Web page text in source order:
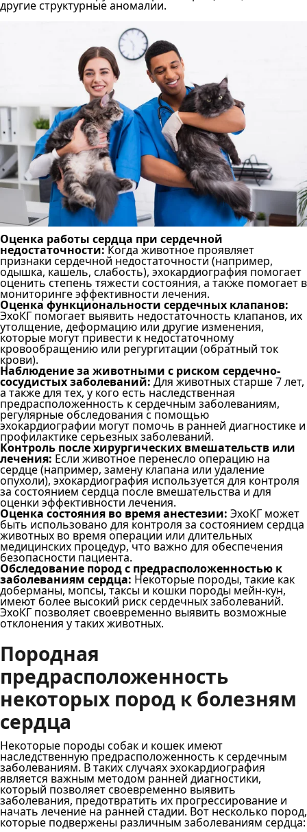
другие структурные аномалии.
Оценка работы сердца при сердечной
недостаточности:Когда животное проявляет
признаки сердечной недостаточности (например,
одышка, кашель, слабость), эхокардиография помогает
оценить степень тяжести состояния, а также помогает в
мониторинге эффективности лечения.
Оценка функциональности сердечных клапанов:
ЭхоКГ помогает выявить недостаточность клапанов, их
утолщение, деформацию или другие изменения,
которые могут привести к недостаточному
кровообращению или регургитации (обратный ток
крови).
Наблюдение за животными с риском сердечно-
сосудистых заболеваний: Для животных старше 7 лет,
а также для тех, у кого есть наследственная
предрасположенность к сердечным заболеваниям,
регулярные обследования с помощью
эхокардиографии могут помочь в ранней диагностике и
профилактике серьезных заболеваний.
Контроль после хирургических вмешательств или
лечения: Если животное перенесло операцию на
сердце (например, замену клапана или удаление
опухоли), эхокардиография используется для контроля
за состоянием сердца после вмешательства и для
оценки эффективности лечения.
Оценка состояния во время анестезии: ЭхоКГ может
быть использовано для контроля за состоянием сердца
животных во время операции или длительных
медицинских процедур, что важно для обеспечения
безопасности пациента.
Обследование пород с предрасположенностью к
заболеваниям сердца: Некоторые породы, такие как
доберманы, мопсы, таксы и кошки породы мейн-кун,
имеют более высокий риск сердечных заболеваний.
ЭхоКГ позволяет своевременно выявить возможные
отклонения у таких животных.
Породная
предрасположенность
некоторых пород к болезням
сердца
Некоторые породы собак и кошек имеют
наследственную предрасположенность к сердечным
заболеваниям. В таких случаях эхокардиография
является важным методом ранней диагностики,
который позволяет своевременно выявить
заболевания, предотвратить их прогрессирование и
начать лечение на ранней стадии. Вот несколько пород,
которые подвержены различным заболеваниям сердца: